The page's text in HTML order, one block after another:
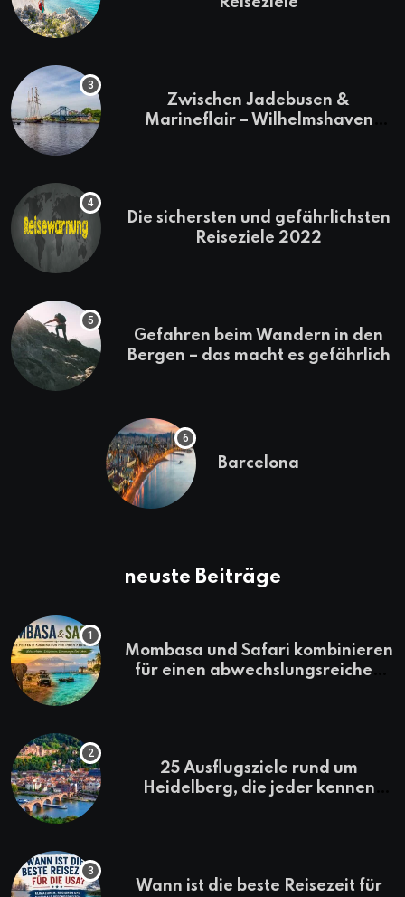
Zwischen Jadebusen &
Marineflair – Wilhelmshaven
Die sichersten und gefährlichsten
Reiseziele 2022
Gefahren beim Wandern in den
Bergen – das macht es gefährlich
Barcelona
neuste Beiträge
Mombasa und Safari kombinieren
für einen abwechslungsreichen
25 Ausflugsziele rund um
Heidelberg, die jeder kennen
Wann ist die beste Reisezeit für